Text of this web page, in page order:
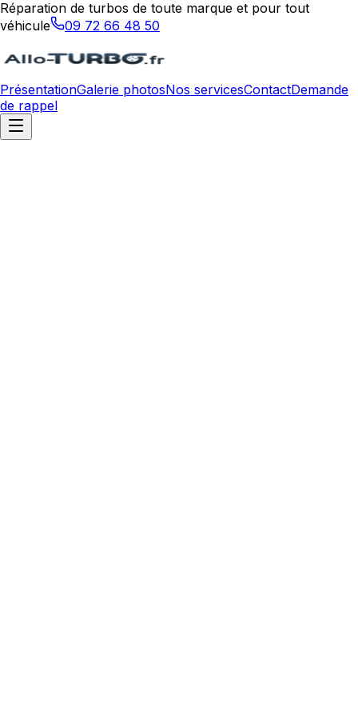
Réparation de turbos de toute marque et pour tout
véhicule
09 72 66 48 50
PrésentationGalerie photosNos servicesContactDemande
de rappel